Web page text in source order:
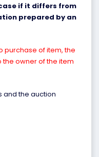
if it differs from
prepared by an
purchase of item, the
owner of the item
and the auction